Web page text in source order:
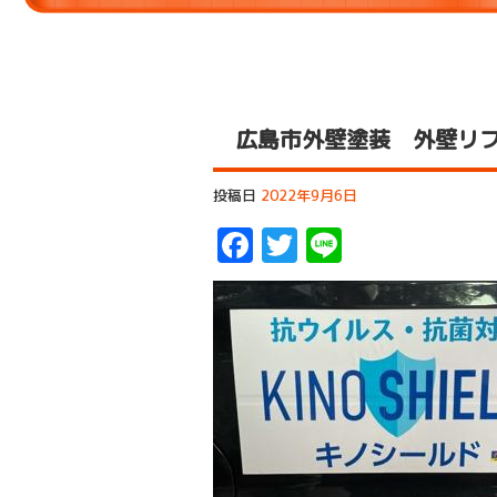
広島市外壁塗装 外壁リ
投稿日 2022年9月6日
Facebook
Twitter